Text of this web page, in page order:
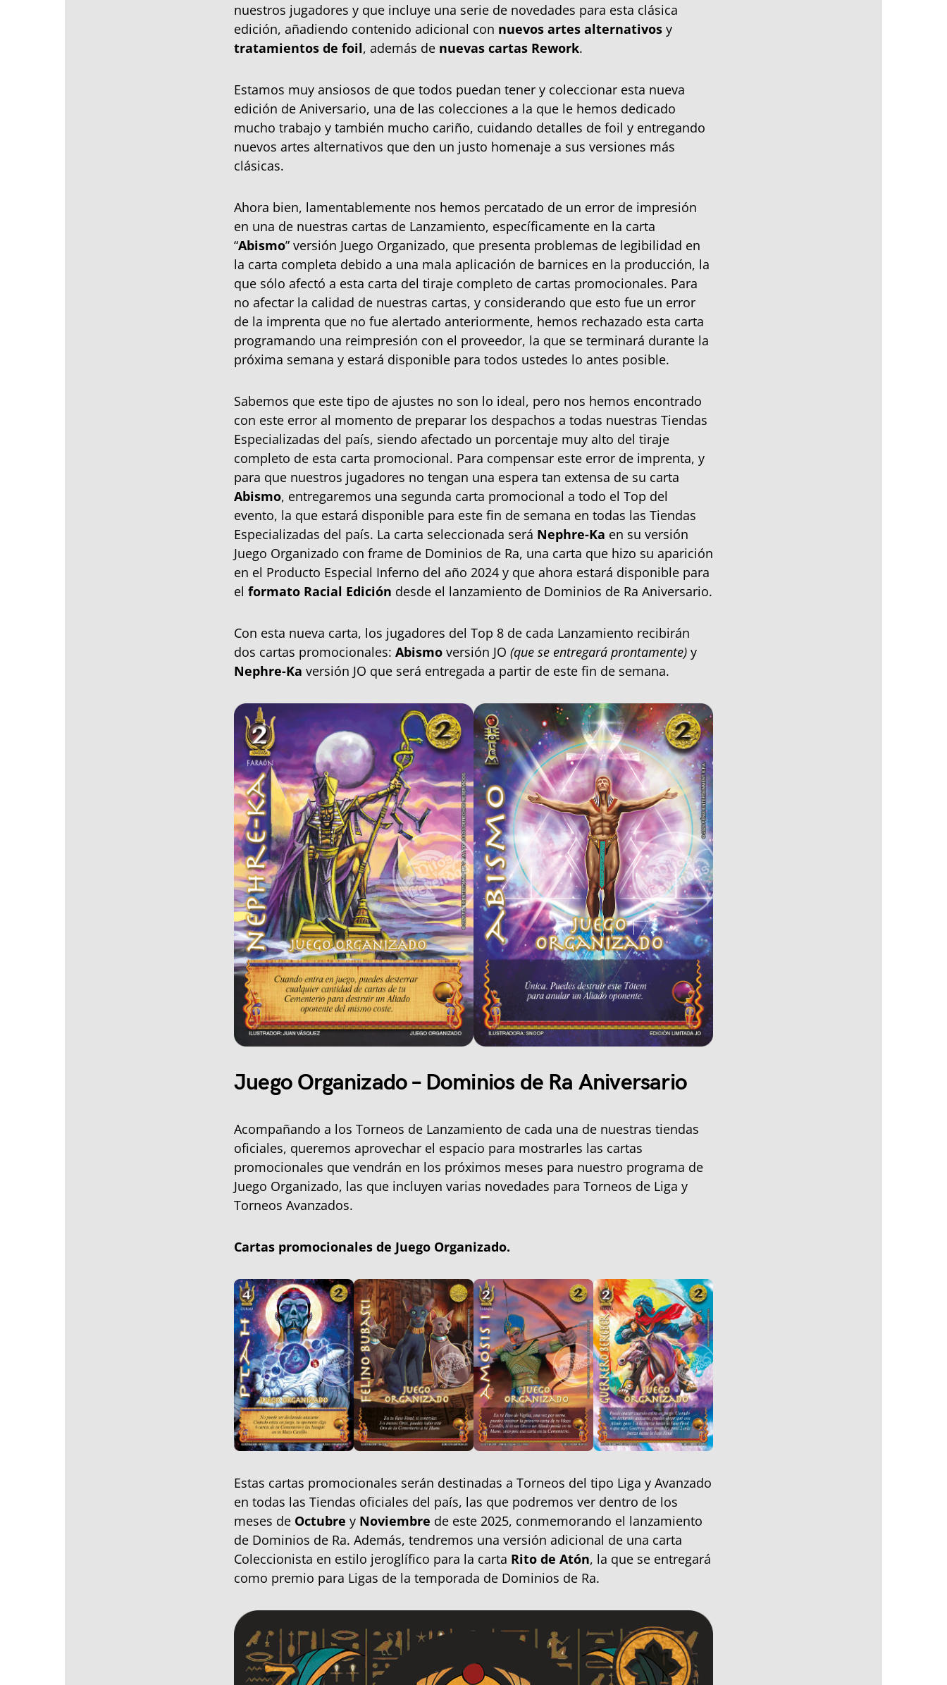
nuestros jugadores y que incluye una serie de novedades para esta clásica
edición, añadiendo contenido adicional con nuevos artes alternativos y
tratamientos de foil, además de nuevas cartas Rework.
Estamos muy ansiosos de que todos puedan tener y coleccionar esta nueva
edición de Aniversario, una de las colecciones a la que le hemos dedicado
mucho trabajo y también mucho cariño, cuidando detalles de foil y entregando
nuevos artes alternativos que den un justo homenaje a sus versiones más
clásicas.
Ahora bien, lamentablemente nos hemos percatado de un error de impresión
en una de nuestras cartas de Lanzamiento, específicamente en la carta
“Abismo” versión Juego Organizado, que presenta problemas de legibilidad en
la carta completa debido a una mala aplicación de barnices en la producción, la
que sólo afectó a esta carta del tiraje completo de cartas promocionales. Para
no afectar la calidad de nuestras cartas, y considerando que esto fue un error
de la imprenta que no fue alertado anteriormente, hemos rechazado esta carta
programando una reimpresión con el proveedor, la que se terminará durante la
próxima semana y estará disponible para todos ustedes lo antes posible.
Sabemos que este tipo de ajustes no son lo ideal, pero nos hemos encontrado
con este error al momento de preparar los despachos a todas nuestras Tiendas
Especializadas del país, siendo afectado un porcentaje muy alto del tiraje
completo de esta carta promocional. Para compensar este error de imprenta, y
para que nuestros jugadores no tengan una espera tan extensa de su carta
Abismo, entregaremos una segunda carta promocional a todo el Top del
evento, la que estará disponible para este fin de semana en todas las Tiendas
Especializadas del país. La carta seleccionada será Nephre-Ka en su versión
Juego Organizado con frame de Dominios de Ra, una carta que hizo su aparición
en el Producto Especial Inferno del año 2024 y que ahora estará disponible para
el formato Racial Edición desde el lanzamiento de Dominios de Ra Aniversario.
Con esta nueva carta, los jugadores del Top 8 de cada Lanzamiento recibirán
dos cartas promocionales: Abismo versión JO (que se entregará prontamente) y
Nephre-Ka versión JO que será entregada a partir de este fin de semana.
Juego Organizado – Dominios de Ra Aniversario
Acompañando a los Torneos de Lanzamiento de cada una de nuestras tiendas
oficiales, queremos aprovechar el espacio para mostrarles las cartas
promocionales que vendrán en los próximos meses para nuestro programa de
Juego Organizado, las que incluyen varias novedades para Torneos de Liga y
Torneos Avanzados.
Cartas promocionales de Juego Organizado.
Estas cartas promocionales serán destinadas a Torneos del tipo Liga y Avanzado
en todas las Tiendas oficiales del país, las que podremos ver dentro de los
meses de Octubre y Noviembre de este 2025, conmemorando el lanzamiento
de Dominios de Ra. Además, tendremos una versión adicional de una carta
Coleccionista en estilo jeroglífico para la carta Rito de Atón, la que se entregará
como premio para Ligas de la temporada de Dominios de Ra.